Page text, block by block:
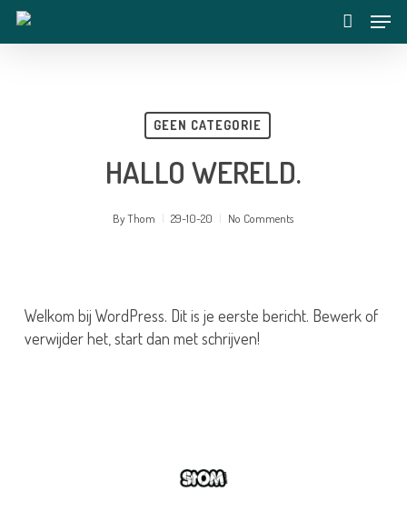
Skip
account
Menu
GEEN CATEGORIE
HALLO WERELD.
ByThom 29-10-20 No Comments
Welkom bij WordPress. Dit is je eerste bericht. Bewerk of
verwijder het, start dan met schrijven!